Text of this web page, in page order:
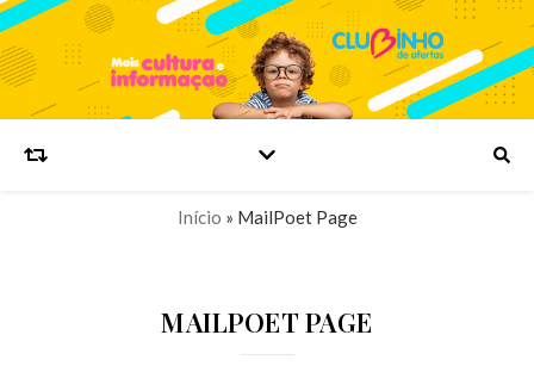
Início » MailPoet Page
MAILPOET PAGE